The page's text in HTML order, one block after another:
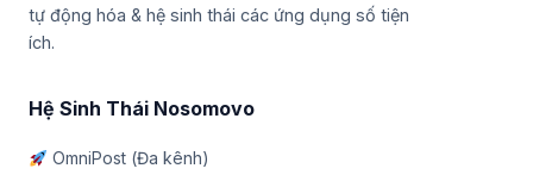
tự động hóa & hệ sinh thái các ứng dụng số tiện
ích.
Hệ Sinh Thái Nosomovo
OmniPost (Đa kênh)